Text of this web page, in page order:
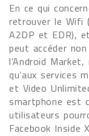
En ce qui
retrouver le Wifi
A2DP et EDR),
peut accéder
l’Android
qu’aux services
et Video
smartphone est
utilisateurs
Facebook Inside